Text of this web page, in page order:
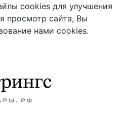
cookies для улучшения
просмотр сайта, Вы
нами cookies.